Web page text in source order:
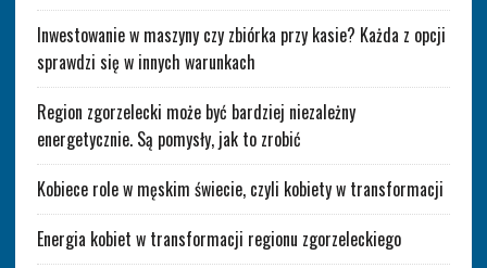
Inwestowanie w maszyny czy zbiórka przy kasie? Każda z opcji
sprawdzi się w innych warunkach
Region zgorzelecki może być bardziej niezależny
energetycznie. Są pomysły, jak to zrobić
Kobiece role w męskim świecie, czyli kobiety w transformacji
Energia kobiet w transformacji regionu zgorzeleckiego